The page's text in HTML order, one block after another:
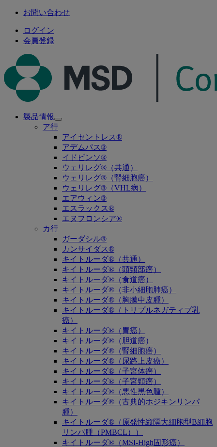
お問い合わせ
ログイン
会員登録
製品情報
Open
submenu
ア行
アイセントレス®
アデムパス®
イドビンソ®
ウェリレグ®（共通）
ウェリレグ®（腎細胞癌）
ウェリレグ®（VHL病）
エアウィン®
エスラックス®
エヌフロンシア®
カ行
ガーダシル®
カンサイダス®
キイトルーダ®（共通）
キイトルーダ®（頭頸部癌）
キイトルーダ®（食道癌）
キイトルーダ®（非小細胞肺癌）
キイトルーダ®（胸膜中皮腫）
キイトルーダ®（トリプルネガティブ乳
癌）
キイトルーダ®（胃癌）
キイトルーダ®（胆道癌）
キイトルーダ®（腎細胞癌）
キイトルーダ®（尿路上皮癌）
キイトルーダ®（子宮体癌）
キイトルーダ®（子宮頸癌）
キイトルーダ®（悪性黒色腫）
キイトルーダ®（古典的ホジキンリンパ
腫）
キイトルーダ®（原発性縦隔大細胞型B細胞
リンパ腫（PMBCL））
キイトルーダ®（MSI-High固形癌）